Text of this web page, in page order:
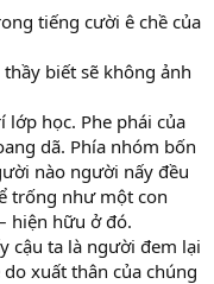
tiếng cười ê chề của
biết sẽ không ảnh
lớp học. Phe phái của
dã. Phía nhóm bốn
nào người nấy đều
trống như một con
hiện hữu ở đó.
cậu ta là người đem lại
xuất thân của chúng